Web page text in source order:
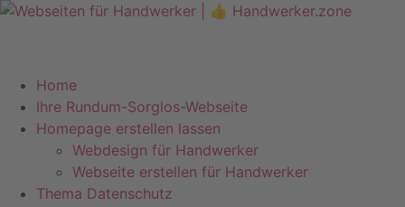
Home
Ihre Rundum-Sorglos-Webseite
Homepage erstellen lassen
Webdesign für Handwerker
Webseite erstellen für Handwerker
Thema Datenschutz